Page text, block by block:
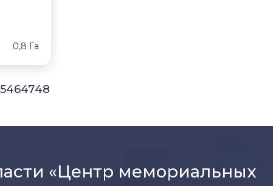
0,8 Га
464748
«Центр мемориальных